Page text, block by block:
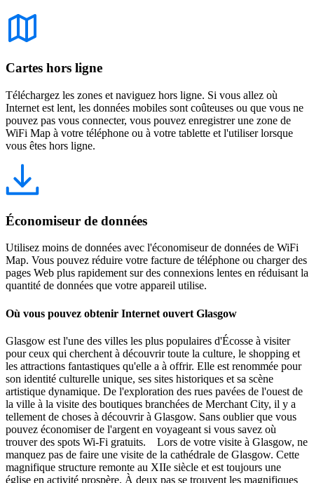
Cartes hors ligne
Téléchargez les zones et naviguez hors ligne. Si vous allez où
Internet est lent, les données mobiles sont coûteuses ou que vous ne
pouvez pas vous connecter, vous pouvez enregistrer une zone de
WiFi Map à votre téléphone ou à votre tablette et l'utiliser lorsque
vous êtes hors ligne.
Économiseur de données
Utilisez moins de données avec l'économiseur de données de WiFi
Map. Vous pouvez réduire votre facture de téléphone ou charger des
pages Web plus rapidement sur des connexions lentes en réduisant la
quantité de données que votre appareil utilise.
Où vous pouvez obtenir Internet ouvert Glasgow
Glasgow est l'une des villes les plus populaires d'Écosse à visiter
pour ceux qui cherchent à découvrir toute la culture, le shopping et
les attractions fantastiques qu'elle a à offrir. Elle est renommée pour
son identité culturelle unique, ses sites historiques et sa scène
artistique dynamique. De l'exploration des rues pavées de l'ouest de
la ville à la visite des boutiques branchées de Merchant City, il y a
tellement de choses à découvrir à Glasgow. Sans oublier que vous
pouvez économiser de l'argent en voyageant si vous savez où
trouver des spots Wi-Fi gratuits. Lors de votre visite à Glasgow, ne
manquez pas de faire une visite de la cathédrale de Glasgow. Cette
magnifique structure remonte au XIIe siècle et est toujours une
église en activité prospère. À deux pas se trouvent les magnifiques